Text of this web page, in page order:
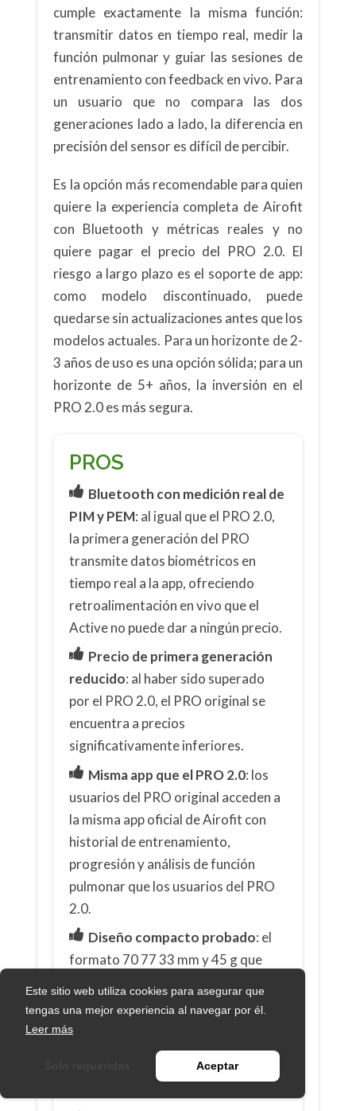
cumple exactamente la misma función:
transmitir datos en tiempo real, medir la
función pulmonar y guiar las sesiones de
entrenamiento con feedback en vivo. Para
un usuario que no compara las dos
generaciones lado a lado, la diferencia en
precisión del sensor es difícil de percibir.
Es la opción más recomendable para quien
quiere la experiencia completa de Airofit
con Bluetooth y métricas reales y no
quiere pagar el precio del PRO 2.0. El
riesgo a largo plazo es el soporte de app:
como modelo discontinuado, puede
quedarse sin actualizaciones antes que los
modelos actuales. Para un horizonte de 2-
3 años de uso es una opción sólida; para un
horizonte de 5+ años, la inversión en el
PRO 2.0 es más segura.
PROS
Bluetooth con medición real de
PIM y PEM: al igual que el PRO 2.0,
la primera generación del PRO
transmite datos biométricos en
tiempo real a la app, ofreciendo
retroalimentación en vivo que el
Active no puede dar a ningún precio.
Precio de primera generación
reducido: al haber sido superado
por el PRO 2.0, el PRO original se
encuentra a precios
significativamente inferiores.
Misma app que el PRO 2.0: los
usuarios del PRO original acceden a
la misma app oficial de Airofit con
historial de entrenamiento,
progresión y análisis de función
pulmonar que los usuarios del PRO
2.0.
Diseño compacto probado: el
formato 70 77 33 mm y 45 g que
desde la primera generación, con la
misma ergonomía y facilidad de uso
que sus sucesores.
CONTRAS
Este sitio web utiliza cookies para asegurar que
tengas una mejor experiencia al navegar por él.
Leer más
Aceptar